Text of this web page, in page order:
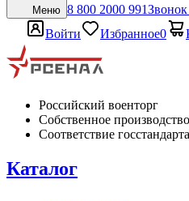
Меню 8 800 2000 991
Войти
Избранное0
Российский военторг
Собственное производство
Соответствие
Каталог